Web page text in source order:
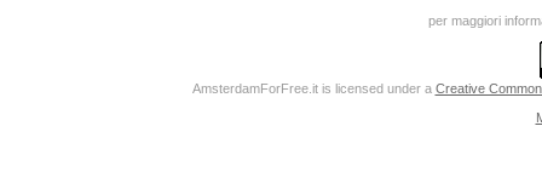
per maggiori
AmsterdamForFree.itis licensed under a Creative